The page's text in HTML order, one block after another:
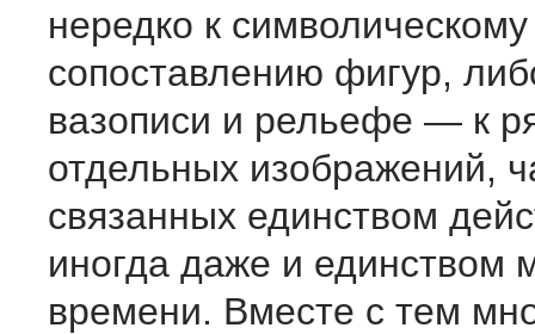
нередко к символическому
сопоставлению фигур,
вазописи и рельефе — к
отдельных изображений,
связанных единством
иногда даже и единством
времени. Вместе с тем